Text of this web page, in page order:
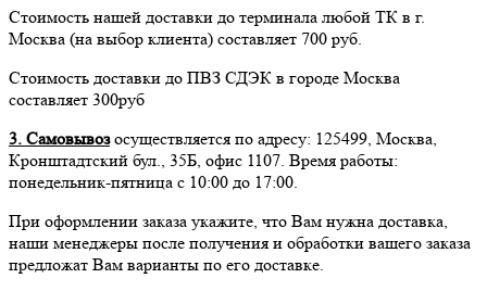
Стоимость нашей доставки до терминала любой ТК в г.
Москва (на выбор клиента) составляет 700 руб.
Стоимость доставки до ПВЗ СДЭК в городе Москва
составляет 300руб
3. Самовывозосуществляется по адресу: 125499, Москва,
Кронштадтский бул., 35Б, офис 1107. Время работы:
понедельник-пятница с 10:00 до 17:00.
При оформлении заказа укажите, что Вам нужна доставка,
наши менеджеры после получения и обработки вашего заказа
предложат Вам варианты по его доставке.